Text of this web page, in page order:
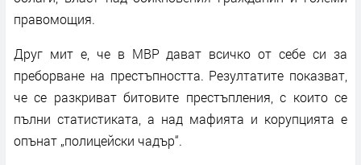
правомощия.
Друг мит е, че в МВР дават всичко от себе си за
преборване на престъпността. Резултатите показват,
че се разкриват битовите престъпления, с които се
пълни статистиката, а над мафията и корупцията е
опънат „полицейски чадър“.